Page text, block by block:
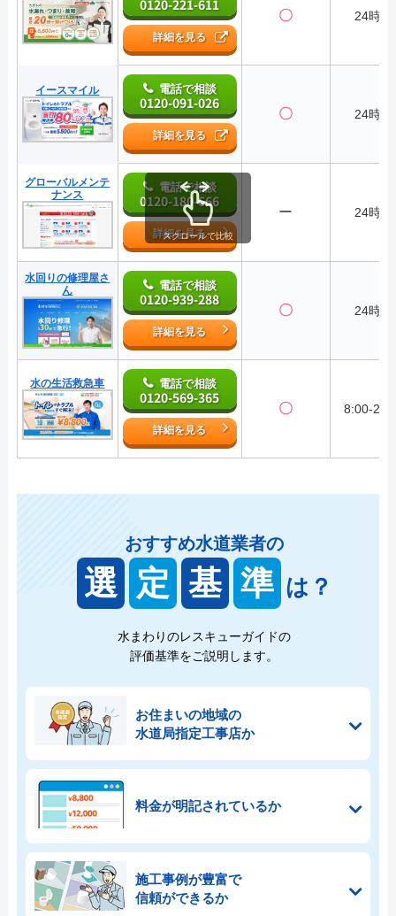
0120-221-611
詳細を見る
〇 24時間
イースマイル 電話で相談
0120-091-026
詳細を見る
〇 24時間
グローバルメンテ
ナンス
電話で相談
0120-180-666
詳細を見る
ー 24時間
水回りの修理屋さ
ん
電話で相談
0120-939-288
詳細を見る
〇 24時間
水の生活救急車 電話で相談
0120-569-365
詳細を見る
〇 8:00-
スクロールで比較
おすすめ水道業者の
選 定 基 準 は？
水まわりのレスキューガイドの
評価基準をご説明します。
お住まいの地域の
水道局指定工事店か
料金が明記されているか
施工事例が豊富で
信頼ができるか